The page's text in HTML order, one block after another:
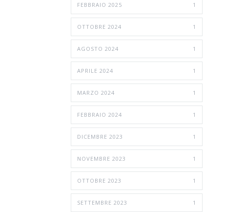
FEBBRAIO 2025 1
OTTOBRE 2024 1
AGOSTO 2024 1
APRILE 2024 1
MARZO 2024 1
FEBBRAIO 2024 1
DICEMBRE 2023 1
NOVEMBRE 2023 1
OTTOBRE 2023 1
SETTEMBRE 2023 1